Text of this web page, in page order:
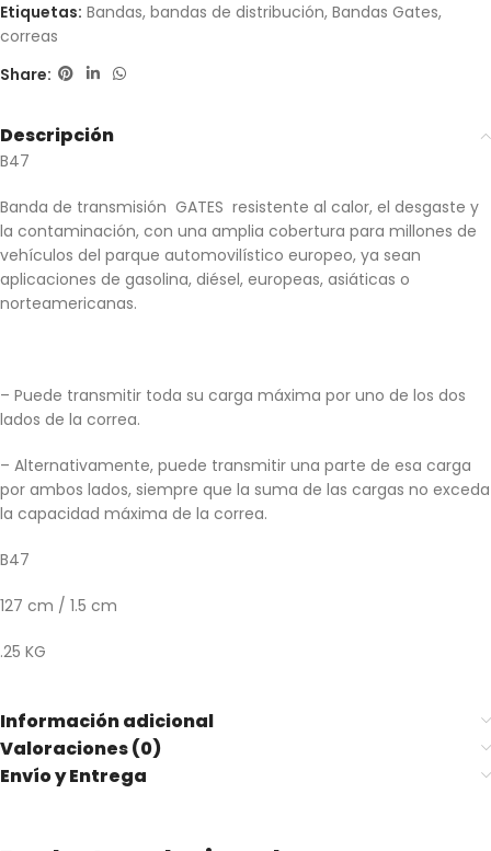
Etiquetas: Bandas, bandas de distribución, Bandas Gates,
correas
Share:
Descripción
B47
Banda de transmisión GATES resistente al calor, el desgaste y
la contaminación, con una amplia cobertura para millones de
vehículos del parque automovilístico europeo, ya sean
aplicaciones de gasolina, diésel, europeas, asiáticas o
norteamericanas.
– Puede transmitir toda su carga máxima por uno de los dos
lados de la correa.
– Alternativamente, puede transmitir una parte de esa carga
por ambos lados, siempre que la suma de las cargas no exceda
la capacidad máxima de la correa.
B47
127 cm / 1.5 cm
.25 KG
Información adicional
Valoraciones (0)
Envío y Entrega